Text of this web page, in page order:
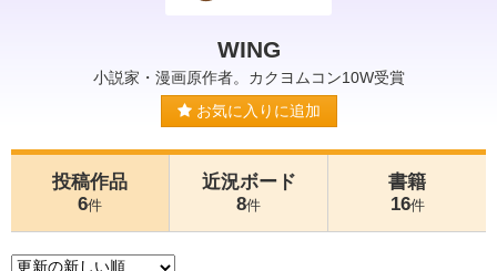
WING
小説家・漫画原作者。カクヨムコン10W受賞
お気に入りに追加
投稿作品
6件
近況ボード
8件
書籍
16件